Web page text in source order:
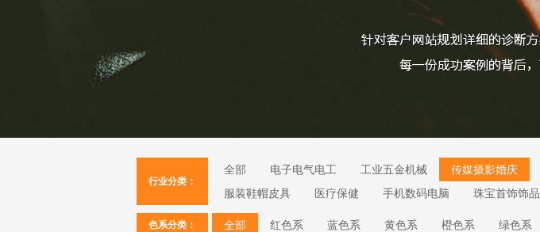
行业分类：
全部 电子电气电工 工业五金机械 传媒摄影婚庆
服装鞋帽皮具
医疗保健 手机数码电脑 珠宝首饰饰品
色系分类： 全部 红色系 蓝色系 黄色系 橙色系 绿色系